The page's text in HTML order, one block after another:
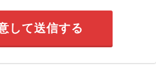
して送信する